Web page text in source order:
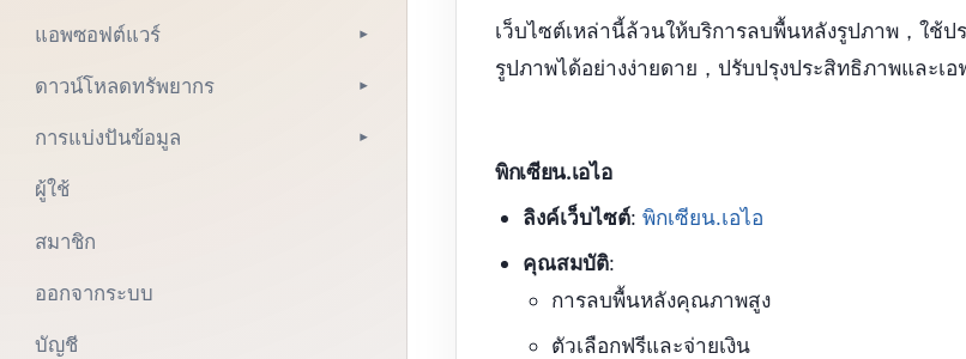
แอพซอฟต์แวร์ ▾
ดาวน์โหลดทรัพยากร ▾
การแบ่งปันข้อมูล ▾
ผู้ใช้
สมาชิก
ออกจากระบบ
บัญชี
เว็บไซต์เหล่านี้ล้วนให้บริการลบพื้นหลังรูปภาพ，ใช้
รูปภาพได้อย่างง่ายดาย，ปรับปรุงประสิทธิภาพและเอ
พิกเซียน.เอไอ
ลิงค์เว็บไซต์:พิกเซียน.เอไอ
คุณสมบัติ:
การลบพื้นหลังคุณภาพสูง
ตัวเลือกฟรีและจ่ายเงิน